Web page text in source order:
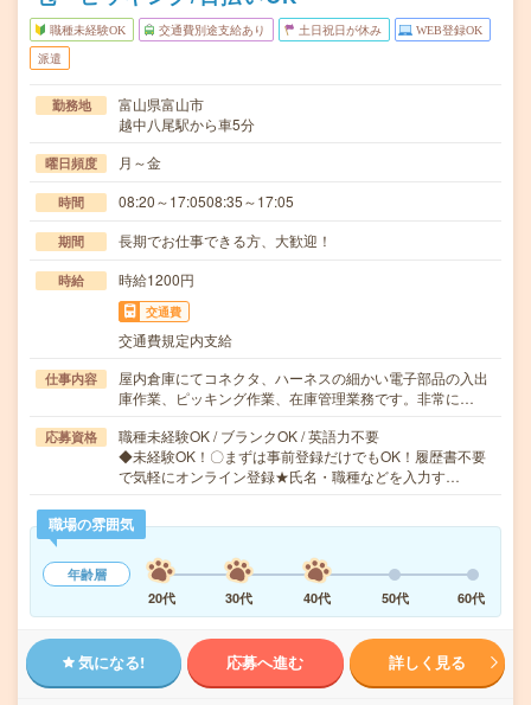
職種未経験OK 交通費別途支給あり 土日祝日が休み WEB登録OK
派遣
勤務地
富山県富山市
越中八尾駅から車5分
曜日頻度 月～金
時間 08:20～17:0508:35～17:05
期間 長期でお仕事できる方、大歓迎！
時給 時給1200円
交通費
交通費規定内支給
仕事内容
屋内倉庫にてコネクタ、ハーネスの細かい電子部品の入出
庫作業、ピッキング作業、在庫管理業務です。非常に…
応募資格
職種未経験OK / ブランクOK / 英語力不要
◆未経験OK！〇まずは事前登録だけでもOK！履歴書不要
で気軽にオンライン登録★氏名・職種などを入力す…
職場の雰囲気
年齢層
20代
30代 40代 50代 60代
気になる! 応募へ進む 詳しく見る